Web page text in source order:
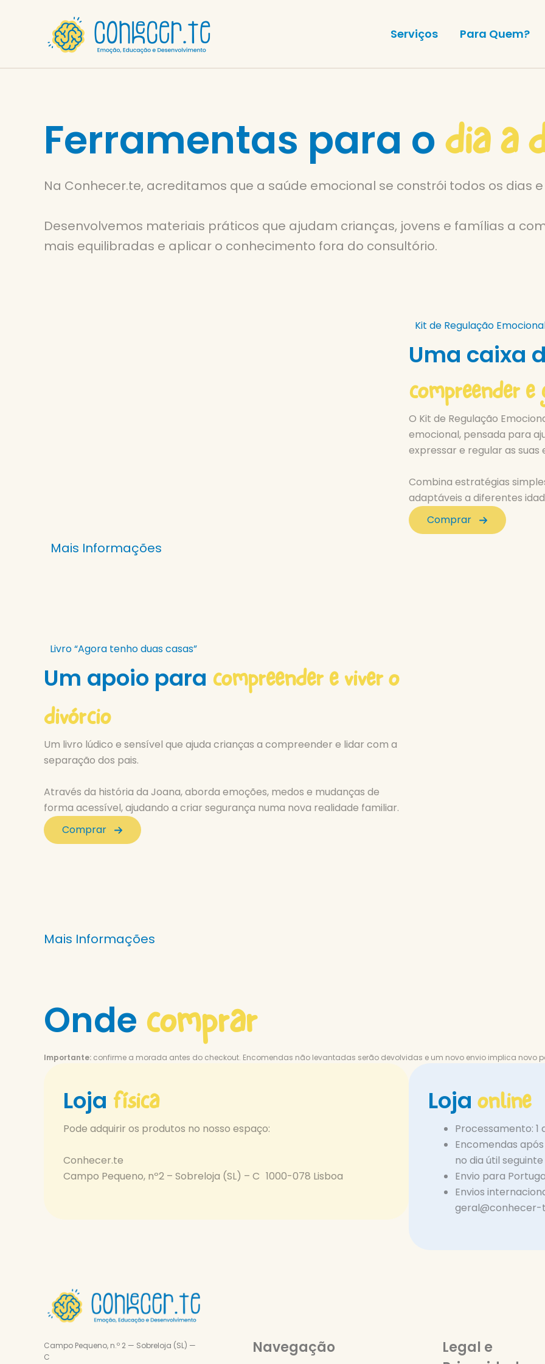
Serviços Para Quem?
Ferramentas para odia a
Na Conhecer.te, acreditamos que a saúde emocional se constrói todos os dias
Desenvolvemos materiais práticos que ajudam crianças, jovens e famílias a
mais equilibradas e aplicar o conhecimento fora do consultório.
Kit de Regulação
Uma caixa
compreender e
O Kit de Regulação
emocional, pensada para
expressar e regular as suas
Combina estratégias
adaptáveis a diferentes
Comprar
Mais Informações
Livro “Agora tenho duas casas”
Um apoio para compreender e viver o
divórcio
Um livro lúdico e sensível que ajuda crianças a compreender e lidar com a
separação dos pais.
Através da história da Joana, aborda emoções, medos e mudanças de
forma acessível, ajudando a criar segurança numa nova realidade familiar.
Comprar
Mais Informações
Onde comprar
Importante: confirme a morada antes do checkout. Encomendas não levantadas serão devolvidas e um novo envio implica novo
Loja física
Pode adquirir os produtos no nosso espaço:
Conhecer.te
Campo Pequeno, nº2 – Sobreloja (SL) – C 1000-078 Lisboa
Loja online
Processamento: 1
Encomendas
no dia útil seguinte
Envio para
Envios
Campo Pequeno, n.º 2 — Sobreloja (SL) —
C
Navegação
Legal e